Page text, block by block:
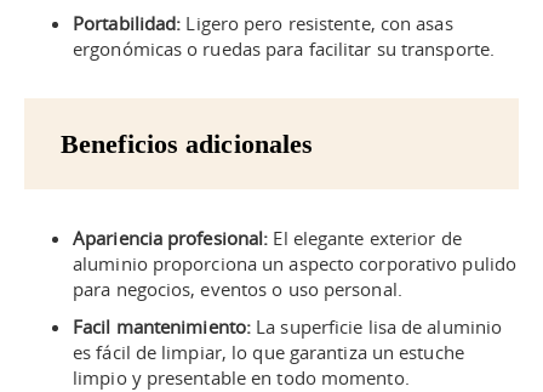
Portabilidad: Ligero pero resistente, con asas
ergonómicas o ruedas para facilitar su transporte.
Beneficios adicionales
Apariencia profesional: El elegante exterior de
aluminio proporciona un aspecto corporativo pulido
para negocios, eventos o uso personal.
Facil mantenimiento: La superficie lisa de aluminio
es fácil de limpiar, lo que garantiza un estuche
limpio y presentable en todo momento.